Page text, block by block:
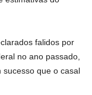
falidos por
no ano passado,
que o casal